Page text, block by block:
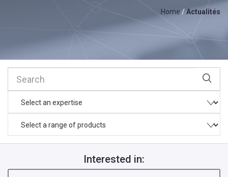
Home /Actualités
Interested in: